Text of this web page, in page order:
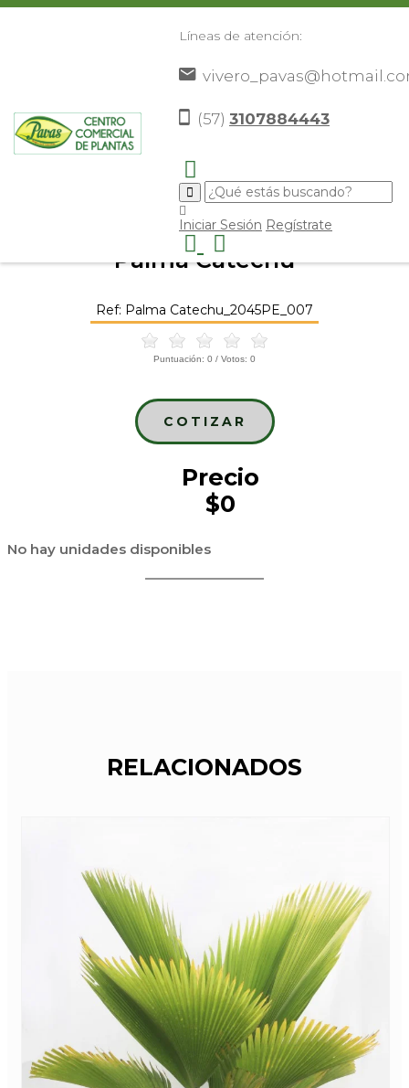
Líneas de atención:
(57) 3107884443
Iniciar Sesión Regístrate
Plantas> Palmas De Exterior>Palma
Palma Catechu
Ref: Palma Catechu_2045PE_007
Puntuación: 0 / Votos: 0
COTIZAR
Precio
$0
No hay unidades disponibles
RELACIONADOS